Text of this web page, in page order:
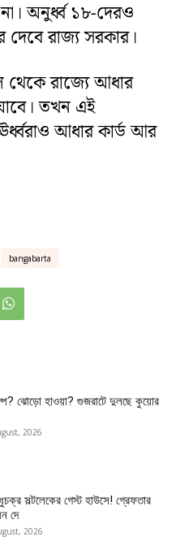
অনুর্ধ্ব ১৮-দেরও
রাজ্য সরকার।
থেকে রাজ্যে আধার
তখন এই
আধার কার্ড আর
bangabarta
ঝোড়ো হাওয়া? গুজরাটে দুলছে কুয়োর
2026
সল্টলেকের গেস্ট হাউসে! গ্রেফতার
দে
2026